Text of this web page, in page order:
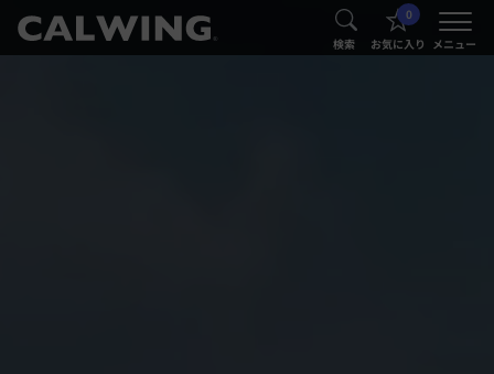
® 検索
0
お気に入り メニュー
®